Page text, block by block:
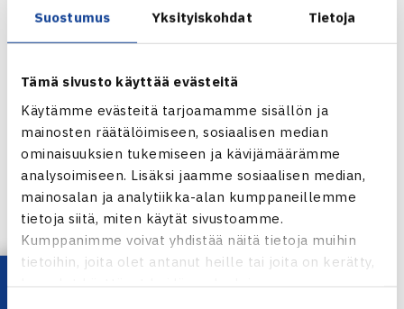
Suostumus Yksityiskohdat Tietoja
Tämä sivusto käyttää evästeitä
Käytämme evästeitä tarjoamamme sisällön ja
mainosten räätälöimiseen, sosiaalisen median
ominaisuuksien tukemiseen ja kävijämäärämme
analysoimiseen. Lisäksi jaamme sosiaalisen median,
mainosalan ja analytiikka-alan kumppaneillemme
tietoja siitä, miten käytät sivustoamme.
Kumppanimme voivat yhdistää näitä tietoja muihin
tietoihin, joita olet antanut heille tai joita on kerätty,
kun olet käyttänyt heidän palvelujaan.
1.kierrosta: Michel Dornbusch Saksa – Micke Kontinen 64
Antalyan ITF Futures verkossa
Micke Kontinen
Kuva: Heikki Sirkka
Jaa: